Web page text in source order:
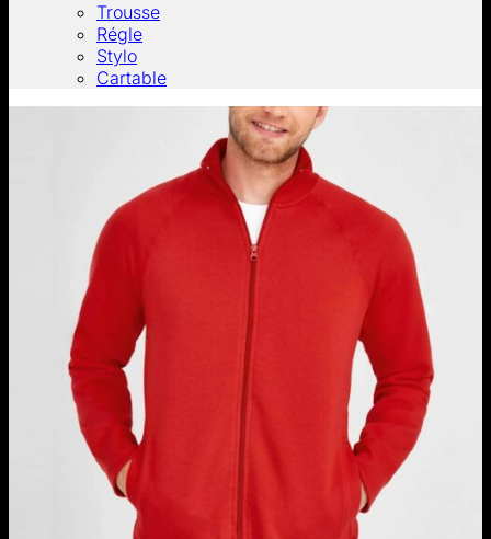
Trousse
Régle
Stylo
Cartable